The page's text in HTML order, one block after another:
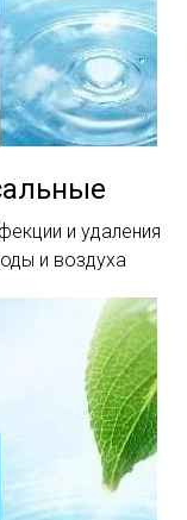
и удаления
и воздуха